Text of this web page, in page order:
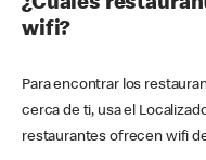
¿Cuáles
wifi?
Para encontrar los
cerca de ti, usa el
restaurantes ofrecen wifi